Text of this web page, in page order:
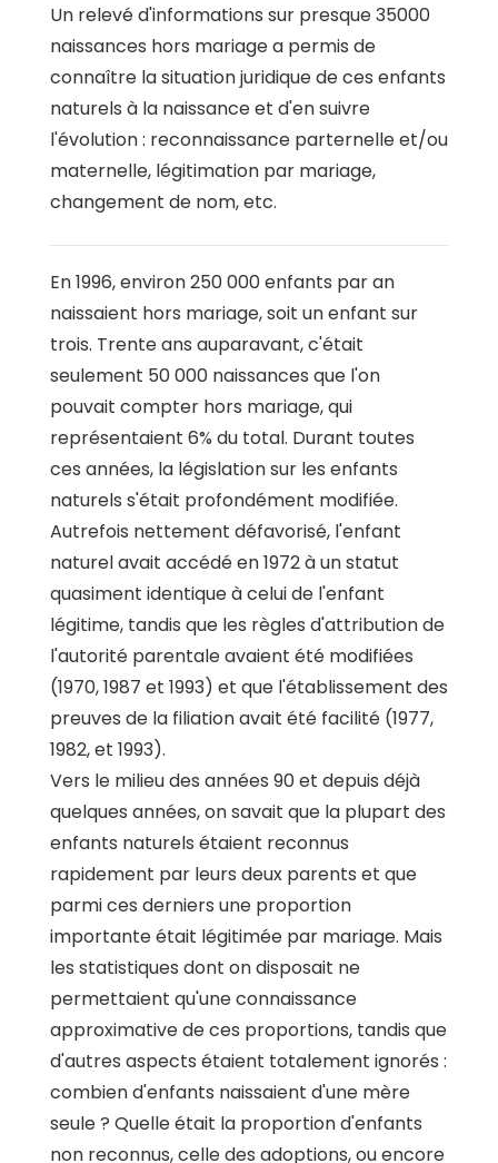
Un relevé d'informations sur presque 35000
naissances hors mariage a permis de
connaître la situation juridique de ces enfants
naturels à la naissance et d'en suivre
l'évolution : reconnaissance parternelle et/ou
maternelle, légitimation par mariage,
changement de nom, etc.
En 1996, environ 250 000 enfants par an
naissaient hors mariage, soit un enfant sur
trois. Trente ans auparavant, c'était
seulement 50 000 naissances que l'on
pouvait compter hors mariage, qui
représentaient 6% du total. Durant toutes
ces années, la législation sur les enfants
naturels s'était profondément modifiée.
Autrefois nettement défavorisé, l'enfant
naturel avait accédé en 1972 à un statut
quasiment identique à celui de l'enfant
légitime, tandis que les règles d'attribution de
l'autorité parentale avaient été modifiées
(1970, 1987 et 1993) et que l'établissement des
preuves de la filiation avait été facilité (1977,
1982, et 1993).
Vers le milieu des années 90 et depuis déjà
quelques années, on savait que la plupart des
enfants naturels étaient reconnus
rapidement par leurs deux parents et que
parmi ces derniers une proportion
importante était légitimée par mariage. Mais
les statistiques dont on disposait ne
permettaient qu'une connaissance
approximative de ces proportions, tandis que
d'autres aspects étaient totalement ignorés :
combien d'enfants naissaient d'une mère
seule ? Quelle était la proportion d'enfants
non reconnus, celle des adoptions, ou encore